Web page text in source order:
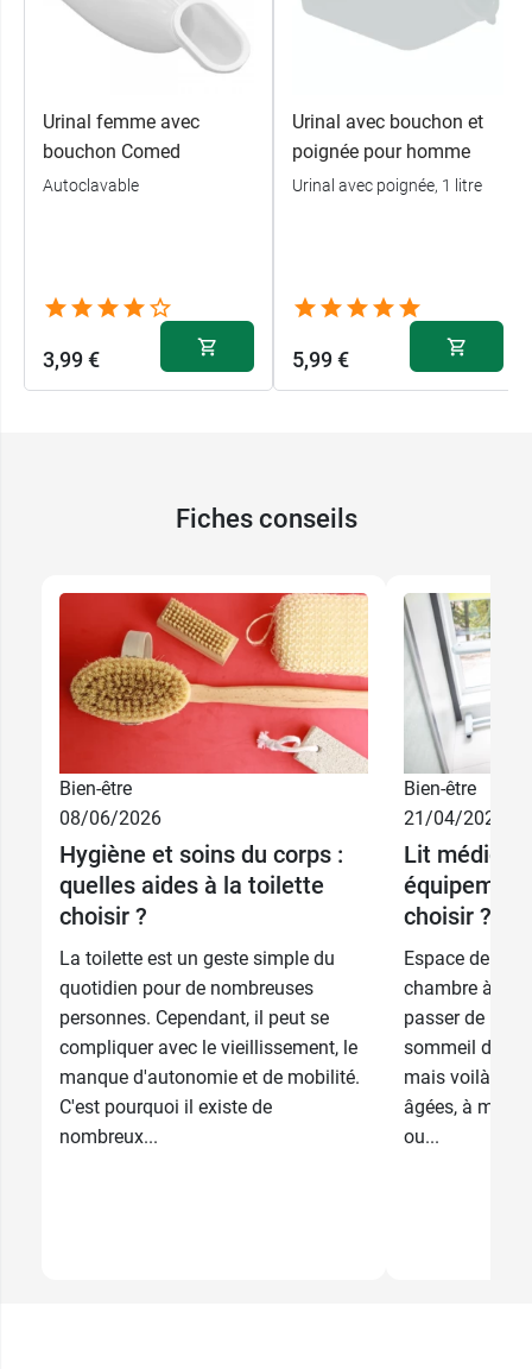
Urinal femme avec
bouchon Comed
Autoclavable
3,99 €
Urinal avec bouchon et
poignée pour homme
Urinal avec poignée, 1 litre
5,99 €
Fiches conseils
Bien-être
08/06/2026
Hygiène et soins du corps :
quelles aides à la toilette
choisir ?
La toilette est un geste simple du
quotidien pour de nombreuses
personnes. Cependant, il peut se
compliquer avec le vieillissement, le
manque d'autonomie et de mobilité.
C'est pourquoi il existe de
nombreux...
Bien-être
21/04/2026
Lit
choisir ?
Espace de
chambre à
passer de
sommeil dans
mais voilà,
âgées, à
ou...